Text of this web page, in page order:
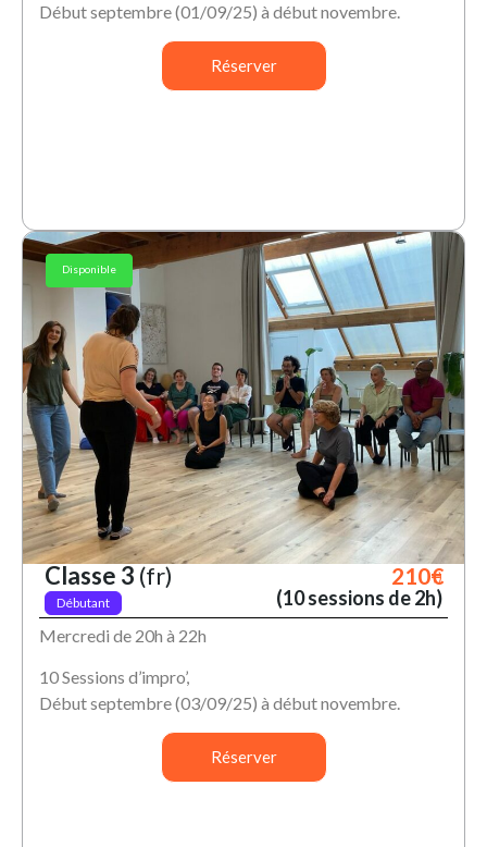
Réserver
Début septembre (01/09/25) à début novembre.
Disponible
Classe 3 (fr) 210€
; )
Débutant
(10 sessions de 2h)
Mercredi de 20h à 22h
10 Sessions d’impro’,
Début septembre (03/09/25) à début novembre.
Réserver